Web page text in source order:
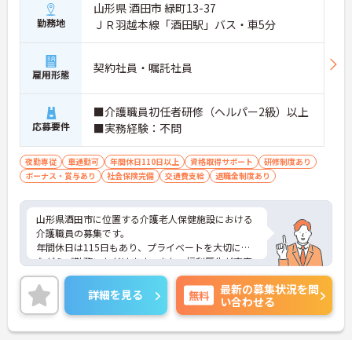
勤務地
山形県 酒田市 緑町13-37
ＪＲ羽越本線「酒田駅」バス・車5分
雇用形態 契約社員・嘱託社員
応募要件
■介護職員初任者研修（ヘルパー2級）以上
■実務経験：不問
夜勤専従 車通勤可 年間休日110日以上 資格取得サポート
研修制度あり
ボーナス・賞与あり
社会保険完備 交通費支給 退職金制度あり
山形県酒田市に位置する介護老人保健施設における
介護職員の募集です。
年間休日は115日もあり、プライベートを大切にし
ながらご勤務いただけます。また、福利厚生が充実
しています。働きやすい環境が整っており、安心し
てご勤務いただけます。
ご興味のある方には、面接対策ポイントなど、さら
に詳細をご案内しますのでお気軽にご相談くださ
い！
詳細を見る 無料
最新の募集状況を問
い合わせる